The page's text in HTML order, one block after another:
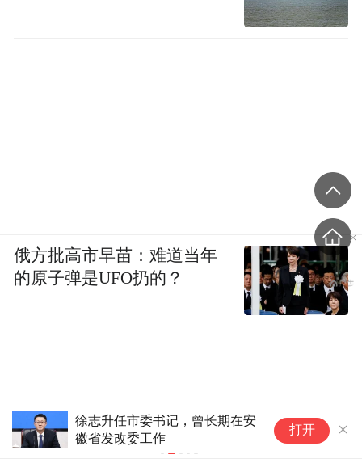
委书记，曾长期在安
工作
金华市委常委、统战部
已任金华职业技术大学
打开
俄方批高市早苗：难道当年
的原子弹是UFO扔的？